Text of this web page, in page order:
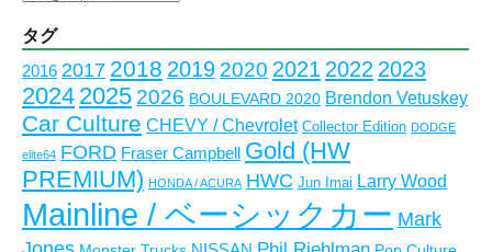
カ
ブ
タグ
2016 2017 2018 2019 2020 2021 2022 2023
2024 2025 2026 BOULEVARD 2020 Brendon Vetuskey
Car Culture CHEVY / Chevrolet Collector Edition DODGE
elite64 FORD Fraser Campbell
Gold (HW
PREMIUM) HONDA / ACURA HWC Jun Imai Larry Wood
Mainline / ベーシックカー Mark